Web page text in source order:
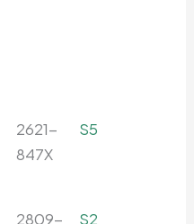
2621-
847X
S5
2809- S2